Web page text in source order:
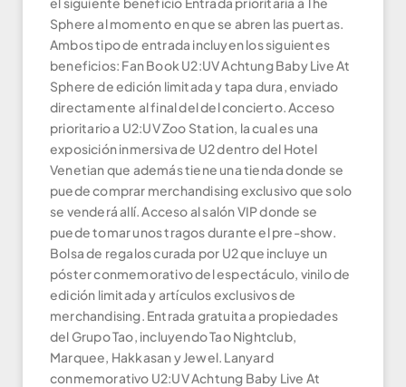
Sphere al momento en que se abren las puertas.
Ambos tipo de entrada incluyen los siguientes
beneficios: Fan Book U2:UV Achtung Baby Live At
Sphere de edición limitada y tapa dura, enviado
directamente al final del del concierto. Acceso
prioritario a U2:UV Zoo Station, la cual es una
exposición inmersiva de U2 dentro del Hotel
Venetian que además tiene una tienda donde se
puede comprar merchandising exclusivo que solo
se venderá allí. Acceso al salón VIP donde se
puede tomar unos tragos durante el pre-show.
Bolsa de regalos curada por U2 que incluye un
póster conmemorativo del espectáculo, vinilo de
edición limitada y artículos exclusivos de
merchandising. Entrada gratuita a propiedades
del Grupo Tao, incluyendo Tao Nightclub,
Marquee, Hakkasan y Jewel. Lanyard
conmemorativo U2:UV Achtung Baby Live At